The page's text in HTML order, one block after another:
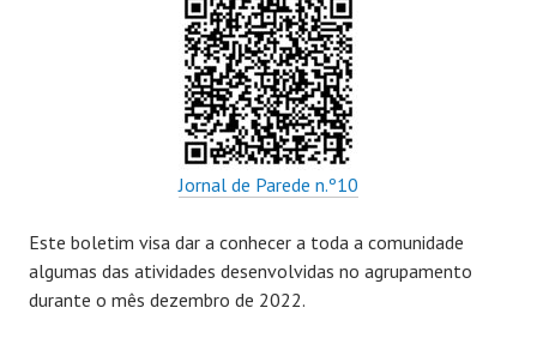
Jornal de Parede n.º10
Este boletim visa dar a conhecer a toda a comunidade
algumas das atividades desenvolvidas no agrupamento
durante o mês dezembro de 2022.